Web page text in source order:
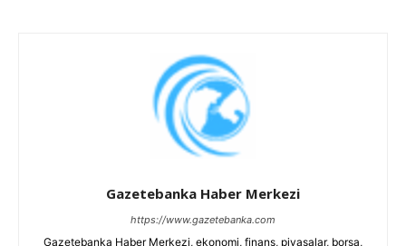
Gazetebanka Haber Merkezi
https://www.gazetebanka.com
Gazetebanka Haber Merkezi, ekonomi, finans, piyasalar, borsa,